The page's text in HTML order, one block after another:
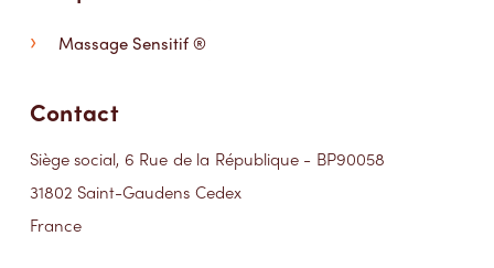
Massage Sensitif ®
Contact
Siège social, 6 Rue de la République - BP90058
31802 Saint-Gaudens Cedex
France